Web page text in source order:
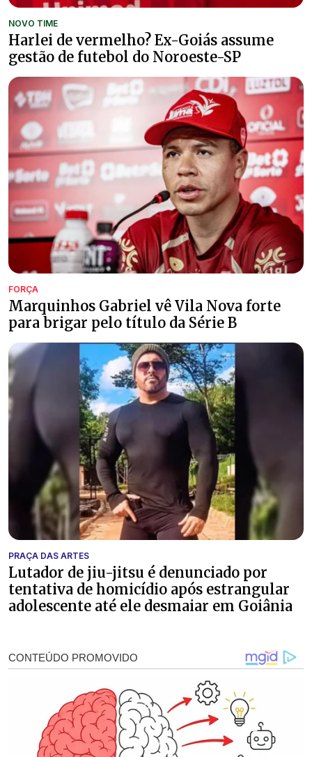
NOVO TIME
Harlei de vermelho? Ex-Goiás assume
gestão de futebol do Noroeste-SP
FORÇA
Marquinhos Gabriel vê Vila Nova forte
para brigar pelo título da Série B
PRAÇA DAS ARTES
Lutador de jiu-jitsu é denunciado por
tentativa de homicídio após estrangular
adolescente até ele desmaiar em Goiânia